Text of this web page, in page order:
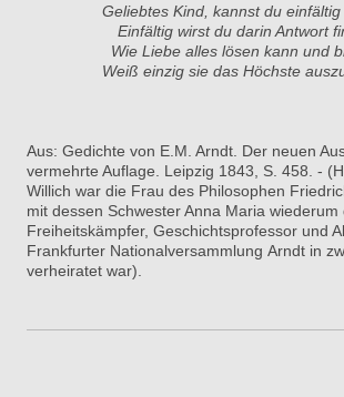
Geliebtes Kind, kannst du einfältig
Einfältig wirst du darin Antwort
Wie Liebe alles lösen kann und
Weiß einzig sie das Höchste
Aus: Gedichte von E.M. Arndt. Der neuen
vermehrte Auflage. Leipzig 1843, S. 458. -
Willich war die Frau des Philosophen
mit dessen Schwester Anna Maria wiederum
Freiheitskämpfer, Geschichtsprofessor und
Frankfurter Nationalversammlung Arndt in
verheiratet war).